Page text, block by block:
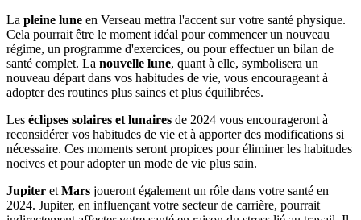
La pleine lune en Verseau mettra l'accent sur votre santé physique.
Cela pourrait être le moment idéal pour commencer un nouveau
régime, un programme d'exercices, ou pour effectuer un bilan de
santé complet. La nouvelle lune, quant à elle, symbolisera un
nouveau départ dans vos habitudes de vie, vous encourageant à
adopter des routines plus saines et plus équilibrées.
Les éclipses solaires et lunaires de 2024 vous encourageront à
reconsidérer vos habitudes de vie et à apporter des modifications si
nécessaire. Ces moments seront propices pour éliminer les habitudes
nocives et pour adopter un mode de vie plus sain.
Jupiter et Mars joueront également un rôle dans votre santé en
2024. Jupiter, en influençant votre secteur de carrière, pourrait